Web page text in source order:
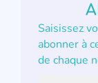
Saisissez
abonner à
de chaque